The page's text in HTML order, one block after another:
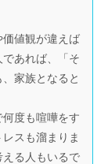
値観が違えば
あれば、「そ
家族となると
度も喧嘩をす
スも溜まりま
る人もいるで